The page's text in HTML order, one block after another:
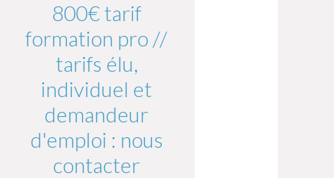
800€ tarif
formation pro //
tarifs élu,
individuel et
demandeur
d'emploi : nous
contacter